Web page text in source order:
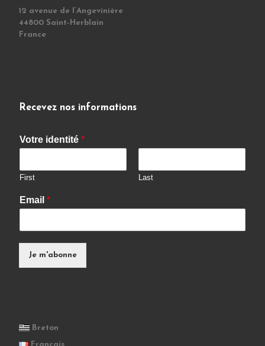
12 avenue de l’Angevinière
44800 Saint-Herblain
France
Recevez nos informations
Votre identité *
First Last
Email *
Je m'abonne
Breton